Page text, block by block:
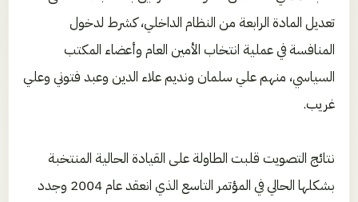
تعديل المادة الرابعة من النظام الداخلي، كشرط لدخول
المنافسة في عملية انتخاب الأمين العام وأعضاء المكتب
السياسي، منهم علي سلمان ونديم علاء الدين وعبد فتوني وعلي
غريب.
نتائج التصويت قلبت الطاولة على القيادة الحالية المنتخبة
بشكلها الحالي في المؤتمر التاسع الذي انعقد عام 2004 وجدد